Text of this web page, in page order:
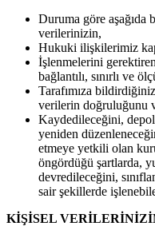
Duruma göre aşağıda
verilerinizin,
Hukuki ilişkilerimiz
İşlenmelerini
bağlantılı, sınırlı ve
Tarafımıza
verilerin doğruluğunu
Kaydedileceğini,
yeniden
etmeye yetkili olan
öngördüğü şartlarda,
devredileceğini,
sair şekillerde
KİŞİSEL